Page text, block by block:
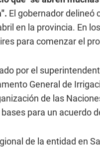
El gobernador delineó
en la provincia. En
para comenzar el
por el
General de
de las
para un acuerdo
de la entidad en